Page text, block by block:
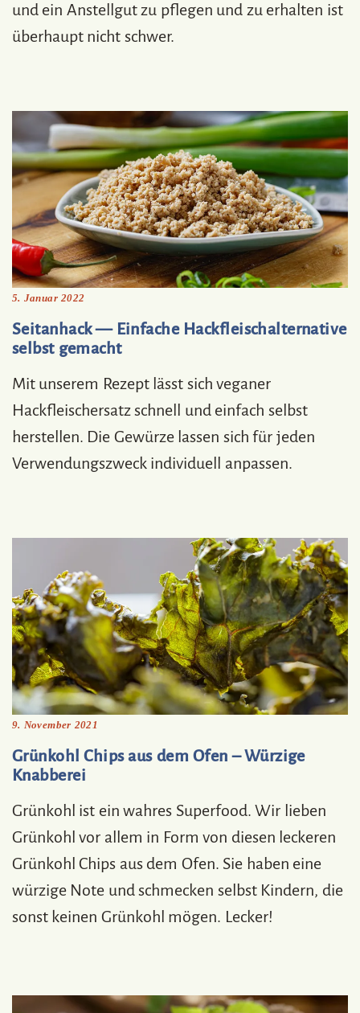
und ein Anstellgut zu pflegen und zu erhalten ist
überhaupt nicht schwer.
5. Januar 2022
Seitanhack — Einfache Hackfleischalternative
selbst gemacht
Mit unserem Rezept lässt sich veganer
Hackfleischersatz schnell und einfach selbst
herstellen. Die Gewürze lassen sich für jeden
Verwendungszweck individuell anpassen.
9. November 2021
Grünkohl Chips aus dem Ofen – Würzige
Knabberei
Grünkohl ist ein wahres Superfood. Wir lieben
Grünkohl vor allem in Form von diesen leckeren
Grünkohl Chips aus dem Ofen. Sie haben eine
würzige Note und schmecken selbst Kindern, die
sonst keinen Grünkohl mögen. Lecker!